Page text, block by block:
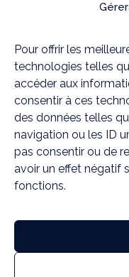
Pour offrir les
technologies telles
accéder aux
consentir à ces
des données telles
navigation ou les ID
pas consentir ou de
avoir un effet négatif
fonctions.
Mouvement
19A Rue
Blainville, QC
Mouvement
372C Chem.
Rosemère,
Médias
TERMES ET
POLITIQUE DE